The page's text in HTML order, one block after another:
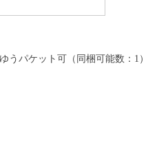
うパケット可（同梱可能数：1）